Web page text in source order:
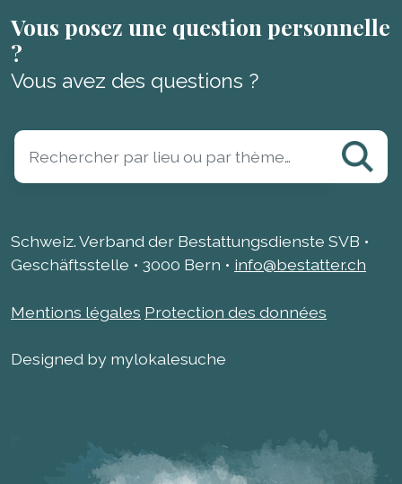
Vous posez une question personnelle
?
Vous avez des questions ?
Schweiz. Verband der Bestattungsdienste SVB •
Geschäftsstelle • 3000 Bern • info@bestatter.ch
Mentions légales Protection des données
Designed by mylokalesuche